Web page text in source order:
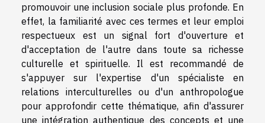
promouvoir une inclusion sociale plus profonde. En
effet, la familiarité avec ces termes et leur emploi
respectueux est un signal fort d'ouverture et
d'acceptation de l'autre dans toute sa richesse
culturelle et spirituelle. Il est recommandé de
s'appuyer sur l'expertise d'un spécialiste en
relations interculturelles ou d'un anthropologue
pour approfondir cette thématique, afin d'assurer
une intégration authentique des concepts et une